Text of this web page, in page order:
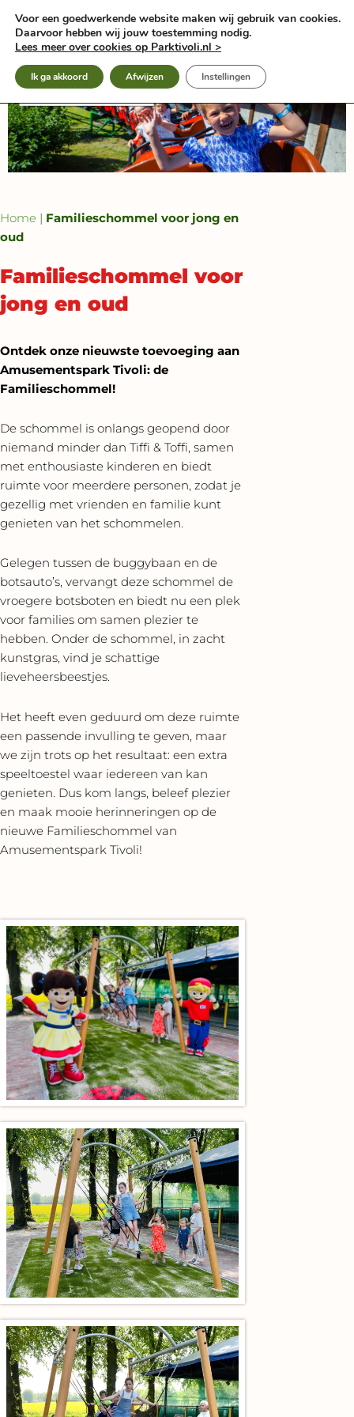
naar
inhoud
Home | Familieschommel voor jong en
oud
Familieschommel voor
jong en oud
Ontdek onze nieuwste toevoeging aan
Amusementspark Tivoli: de
Familieschommel!
De schommel is onlangs geopend door
niemand minder dan Tiffi & Toffi, samen
met enthousiaste kinderen en biedt
ruimte voor meerdere personen, zodat je
gezellig met vrienden en familie kunt
genieten van het schommelen.
Gelegen tussen de buggybaan en de
botsauto’s, vervangt deze schommel de
vroegere botsboten en biedt nu een plek
voor families om samen plezier te
hebben. Onder de schommel, in zacht
kunstgras, vind je schattige
lieveheersbeestjes.
Het heeft even geduurd om deze ruimte
een passende invulling te geven, maar
we zijn trots op het resultaat: een extra
speeltoestel waar iedereen van kan
genieten. Dus kom langs, beleef plezier
en maak mooie herinneringen op de
nieuwe Familieschommel van
Amusementspark Tivoli!
Voor een goedwerkende website maken wij gebruik van cookies.
Daarvoor hebben wij jouw toestemming nodig.
Lees meer over cookies op Parktivoli.nl >
Ik ga akkoord Afwijzen Instellingen